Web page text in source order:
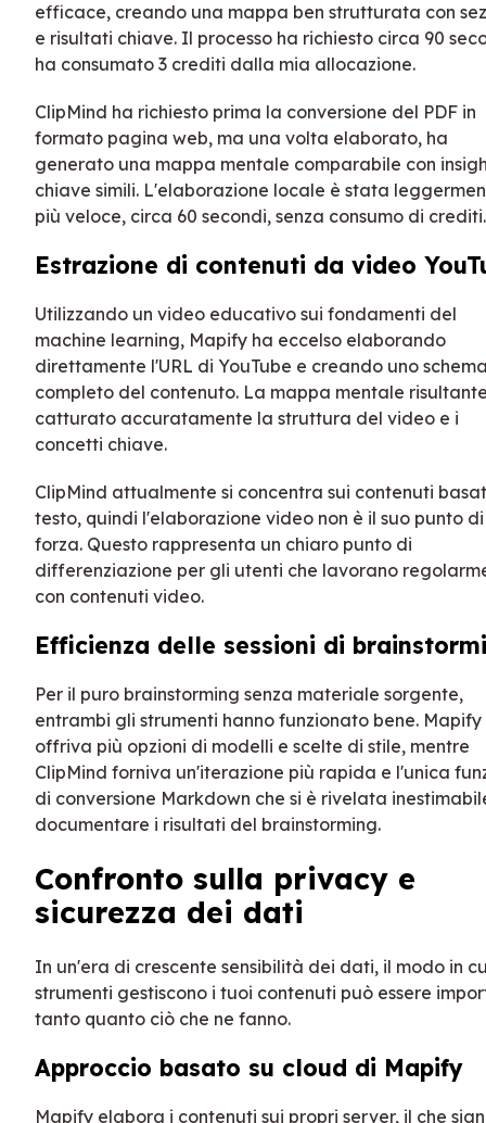
efficace, creando una mappa ben strutturata con
e risultati chiave. Il processo ha richiesto circa 90
ha consumato 3 crediti dalla mia allocazione.
ClipMind ha richiesto prima la conversione del PDF in
formato pagina web, ma una volta elaborato, ha
generato una mappa mentale comparabile con
chiave simili. L'elaborazione locale è stata
più veloce, circa 60 secondi, senza consumo di crediti.
Estrazione di contenuti da video
Utilizzando un video educativo sui fondamenti del
machine learning, Mapify ha eccelso elaborando
direttamente l'URL di YouTube e creando uno
completo del contenuto. La mappa mentale
catturato accuratamente la struttura del video e i
concetti chiave.
ClipMind attualmente si concentra sui contenuti
testo, quindi l'elaborazione video non è il suo punto di
forza. Questo rappresenta un chiaro punto di
differenziazione per gli utenti che lavorano
con contenuti video.
Efficienza delle sessioni di
Per il puro brainstorming senza materiale sorgente,
entrambi gli strumenti hanno funzionato bene. Mapify
offriva più opzioni di modelli e scelte di stile, mentre
ClipMind forniva un'iterazione più rapida e l'unica
di conversione Markdown che si è rivelata
documentare i risultati del brainstorming.
Confronto sulla privacy e
sicurezza dei dati
In un'era di crescente sensibilità dei dati, il modo in
strumenti gestiscono i tuoi contenuti può essere
tanto quanto ciò che ne fanno.
Approccio basato su cloud di Mapify
Mapify elabora i contenuti sui propri server, il che